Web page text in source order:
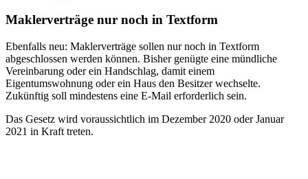
Maklerverträge nur noch in Textform
Ebenfalls neu: Maklerverträge sollen nur noch in Textform
abgeschlossen werden können. Bisher genügte eine mündliche
Vereinbarung oder ein Handschlag, damit einem
Eigentumswohnung oder ein Haus den Besitzer wechselte.
Zukünftig soll mindestens eine E-Mail erforderlich sein.
Das Gesetz wird voraussichtlich im Dezember 2020 oder Januar
2021 in Kraft treten.